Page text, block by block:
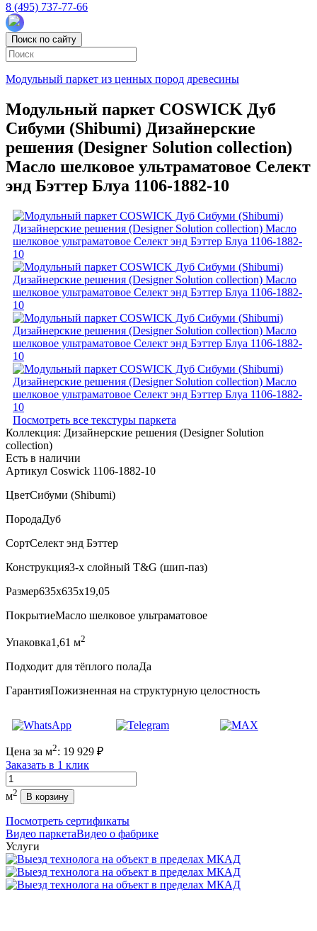
8 (495) 737-77-66
Поиск по сайту
Модульный паркет из ценных пород древесины
Модульный паркет COSWICK Дуб
Сибуми (Shibumi) Дизайнерские
решения (Designer Solution collection)
Масло шелковое ультраматовое Селект
энд Бэттер Блуа 1106-1882-10
Посмотреть все текстуры паркета
Коллекция: Дизайнерские решения (Designer Solution
collection)
Есть в наличии
Артикул Coswick 1106-1882-10
ЦветСибуми (Shibumi)
ПородаДуб
СортСелект энд Бэттер
Конструкция3-х слойный T&G (шип-паз)
Размер635x635x19,05
ПокрытиеМасло шелковое ультраматовое
Упаковка1,61 м2
Подходит для тёплого полаДа
ГарантияПожизненная на структурную целостность
Цена за м2: 19 929 ₽
Заказать в 1 клик
Количество
м2 В корзину
Посмотреть сертификаты
Видео паркетаВидео о фабрике
Услуги